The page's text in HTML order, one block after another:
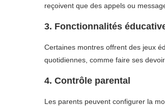
reçoivent que des appels ou
3. Fonctionnalités
Certaines montres offrent des jeux
quotidiennes, comme faire ses
4. Contrôle parental
Les parents peuvent configurer la